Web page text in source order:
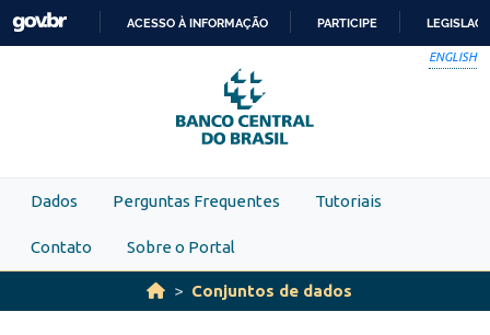
Skip to main content
PARA
O
CONTEÚDO
ACESSO À INFORMAÇÃO PARTICIPE
ENGLISH
Dados Perguntas Frequentes Tutoriais
Contato Sobre o Portal
Conjuntos de dados